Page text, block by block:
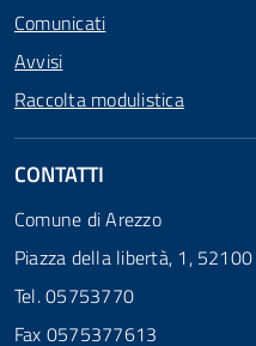
Comunicati
Avvisi
Raccolta modulistica
CONTATTI
Comune di Arezzo
Piazza della libertà, 1,
Tel. 05753770
Fax 0575377613